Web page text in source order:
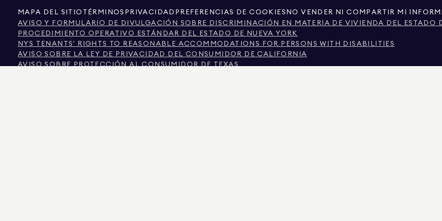
MAPA DEL SITIO TÉRMINOS PRIVACIDAD PREFERENCIAS DE COOKIES NO VENDER NI COMPARTIR MI
AVISO Y FORMULARIO DE DIVULGACIÓN SOBRE DISCRIMINACIÓN EN MATERIA DE VIVIENDA DEL ESTADO
PROCEDIMIENTO OPERATIVO ESTÁNDAR DEL ESTADO DE NUEVA YORK
NYS TENANTS' RIGHTS TO REASONABLE ACCOMMODATIONS FOR PERSONS WITH DISABILITIES
AVISO SOBRE LA LEY DE PRIVACIDAD DEL CONSUMIDOR DE CALIFORNIA
AVISO SOBRE PROTECCIÓN AL CONSUMIDOR DE TEXAS